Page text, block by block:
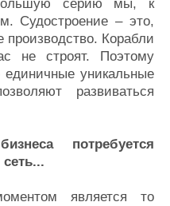
серию мы, к
Судостроение – это,
производство. Корабли
не строят. Поэтому
единичные уникальные
развиваться
потребуется
является то